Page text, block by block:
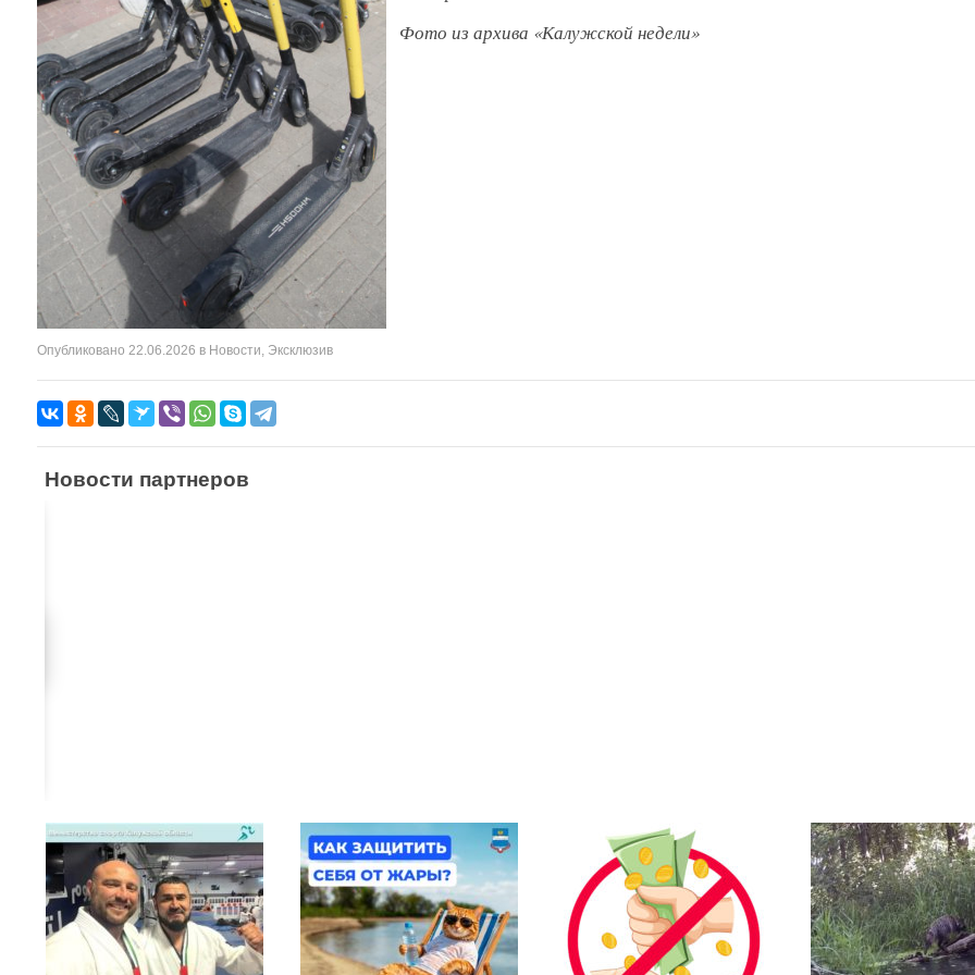
Фото из архива «Калужской недели»
Опубликовано 22.06.2026 в Новости Эксклюзив
Новости партнеров